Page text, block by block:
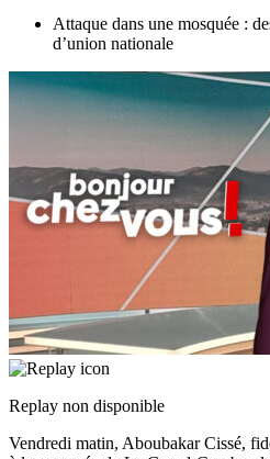
Attaque dans une mosquée :
d’union nationale
Replay non disponible
Vendredi matin, Aboubakar Cissé,